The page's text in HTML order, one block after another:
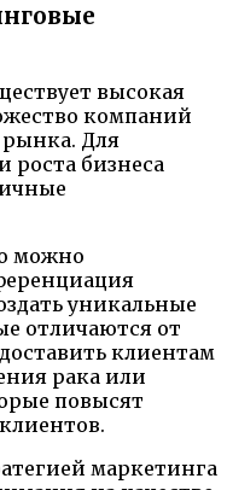
высокая
компаний
рынка. Для
бизнеса
можно
уникальные
отличаются от
клиентам
рака или
повысят
маркетинга